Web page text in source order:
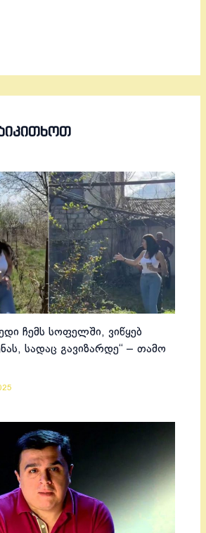
ჩემს სოფელში, ვიწყებ
სადაც გავიზარდე“ – თამო